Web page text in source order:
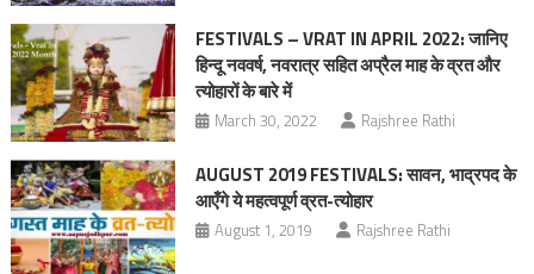
FESTIVALS – VRAT IN APRIL 2022: जानिए
हिन्दू नववर्ष, नवरात्र सहित अप्रैल माह के व्रत और
त्योहारों के बारे में
March 30, 2022 Rajshree Rathi
AUGUST 2019 FESTIVALS: सावन, भाद्रपद के
आएँगे ये महत्वपूर्ण व्रत-त्योहार
August 1, 2019 Rajshree Rathi